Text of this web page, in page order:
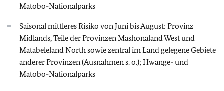
Matobo-Nationalparks
Saisonal mittleres Risiko von Juni bis August: Provinz
Midlands, Teile der Provinzen Mashonaland West und
Matabeleland North sowie zentral im Land gelegene Gebiete
anderer Provinzen (Ausnahmen s. o.); Hwange- und
Matobo-Nationalparks